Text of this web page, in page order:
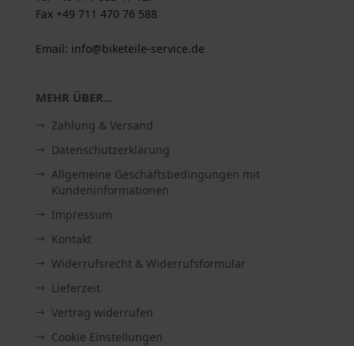
Fax +49 711 470 76 588
Email: info@biketeile-service.de
MEHR ÜBER...
Zahlung & Versand
Datenschutzerklärung
Allgemeine Geschäftsbedingungen mit
Kundeninformationen
Impressum
Kontakt
Widerrufsrecht & Widerrufsformular
Lieferzeit
Vertrag widerrufen
Cookie Einstellungen